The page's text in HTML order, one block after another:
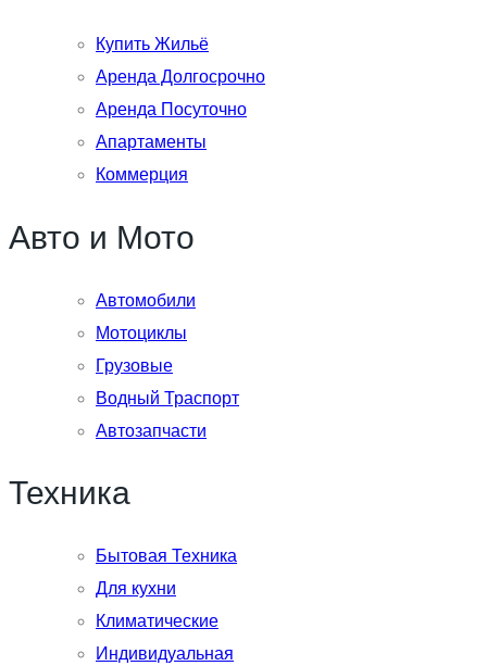
Купить Жильё
Аренда Долгосрочно
Аренда Посуточно
Апартаменты
Коммерция
Авто и Мото
Автомобили
Мотоциклы
Грузовые
Водный Траспорт
Автозапчасти
Техника
Бытовая Техника
Для кухни
Климатические
Индивидуальная